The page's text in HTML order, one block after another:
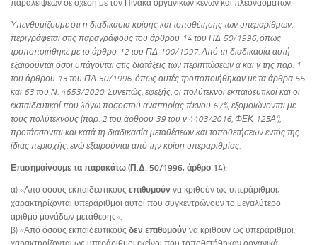
παραλείψεων σε σχέση με τον Πίνακα οργανικών κενών και πλεονασμάτων.
Υπενθυμίζουμε ότι η διαδικασία κρίσης και τοποθέτησης των υπεραρίθμων,
περιγράφεται στις παραγράφους του άρθρου 14 του ΠΔ 50/1996, όπως
τροποποιήθηκε με το άρθρο 12 του ΠΔ 100/1997. Από τη διαδικασία αυτή
εξαιρούνται όσοι υπάγονται στις διατάξεις των περιπτώσεων α και γ της παρ. 1
του άρθρου 13 του ΠΔ 50/1996, όπως αυτές τροποποιήθηκαν με τα άρθρα 55
και 63 του Ν. 4653/2020. Συνεπώς, εφεξής, οι πολύτεκνοι εκπαιδευτικοί και οι
εκπαιδευτικοί που λόγω ποσοστού αναπηρίας τέκνου 67%, εξομοιώνονται με
τους πολύτεκνους (παρ. 2 του άρθρου 39 του ν.4403/2016, ΦΕΚ 125Α’),
προτάσσονται και κατά τη διαδικασία μεταθέσεων και τοποθετήσεων εντός της
ίδιας περιοχής, ενώ εξαιρούνται από την κρίση υπεραριθμίας.
Επισημαίνουμε τα παρακάτω (Π.Δ. 50/1996, άρθρο 14):
α) «Από όσους εκπαιδευτικούς επιθυμούν να κριθούν ως υπεράριθμοι,
χαρακτηρίζονται υπεράριθμοι αυτοί που συγκεντρώνουν το μεγαλύτερο
αριθμό μονάδων μετάθεσης».
β) «Από όσους εκπαιδευτικούς δεν επιθυμούν να κριθούν ως υπεράριθμοι,